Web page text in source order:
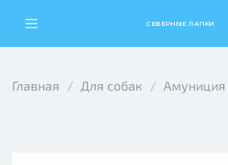
СЕВЕРНЫЕ ЛАПКИ
Главная Для собак Амуниция